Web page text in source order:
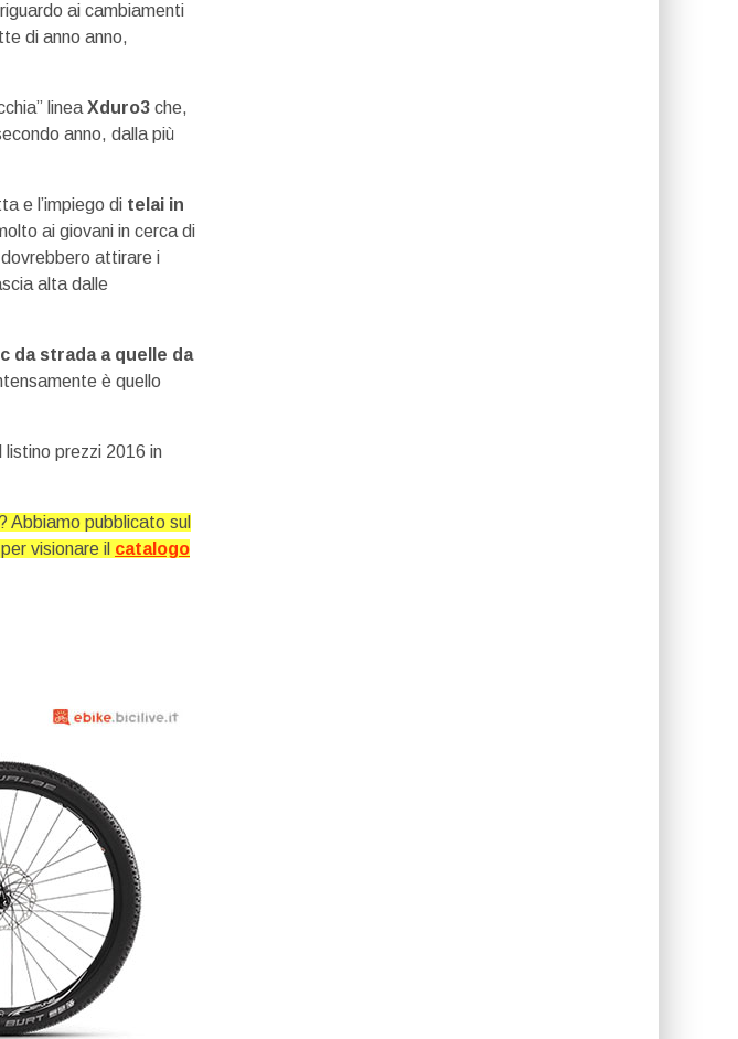
ai cambiamenti
di anno anno,
linea Xduro3 che,
anno, dalla più
e l’impiego di telai in
ai giovani in cerca di
attirare i
alta dalle
da strada a quelle da
è quello
listino prezzi 2016 in
Abbiamo pubblicato sul
visionare il catalogo